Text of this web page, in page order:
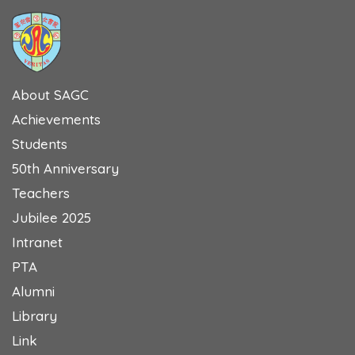
About SAGC
Achievements
Students
50th Anniversary
Teachers
Jubilee 2025
Intranet
PTA
Alumni
Library
Link